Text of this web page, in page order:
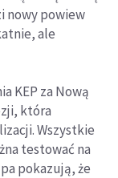
nowy powiew
ale
KEP za Nową
która
Wszystkie
testować na
pokazują, że